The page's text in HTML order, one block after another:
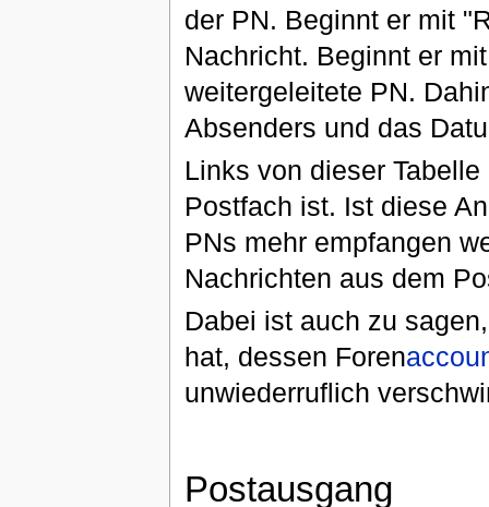
der PN. Beginnt er mit
Nachricht. Beginnt er
weitergeleitete PN.
Absenders und das
Links von dieser
Postfach ist. Ist diese
PNs mehr empfangen
Nachrichten aus dem
Dabei ist auch zu
hat, dessen Foren
unwiederruflich
Postausgang